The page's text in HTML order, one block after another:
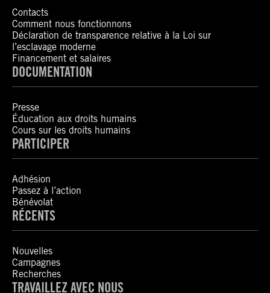
Contacts
Comment nous fonctionnons
Déclaration de transparence relative à la Loi sur
l’esclavage moderne
Financement et salaires
DOCUMENTATION
Presse
Éducation aux droits humains
Cours sur les droits humains
PARTICIPER
Adhésion
Passez à l’action
Bénévolat
RÉCENTS
Nouvelles
Campagnes
Recherches
TRAVAILLEZ AVEC NOUS